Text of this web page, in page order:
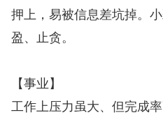
押上，易被信息差坑掉。
盈、止贪。
【事业】
工作上压力虽大、但完成